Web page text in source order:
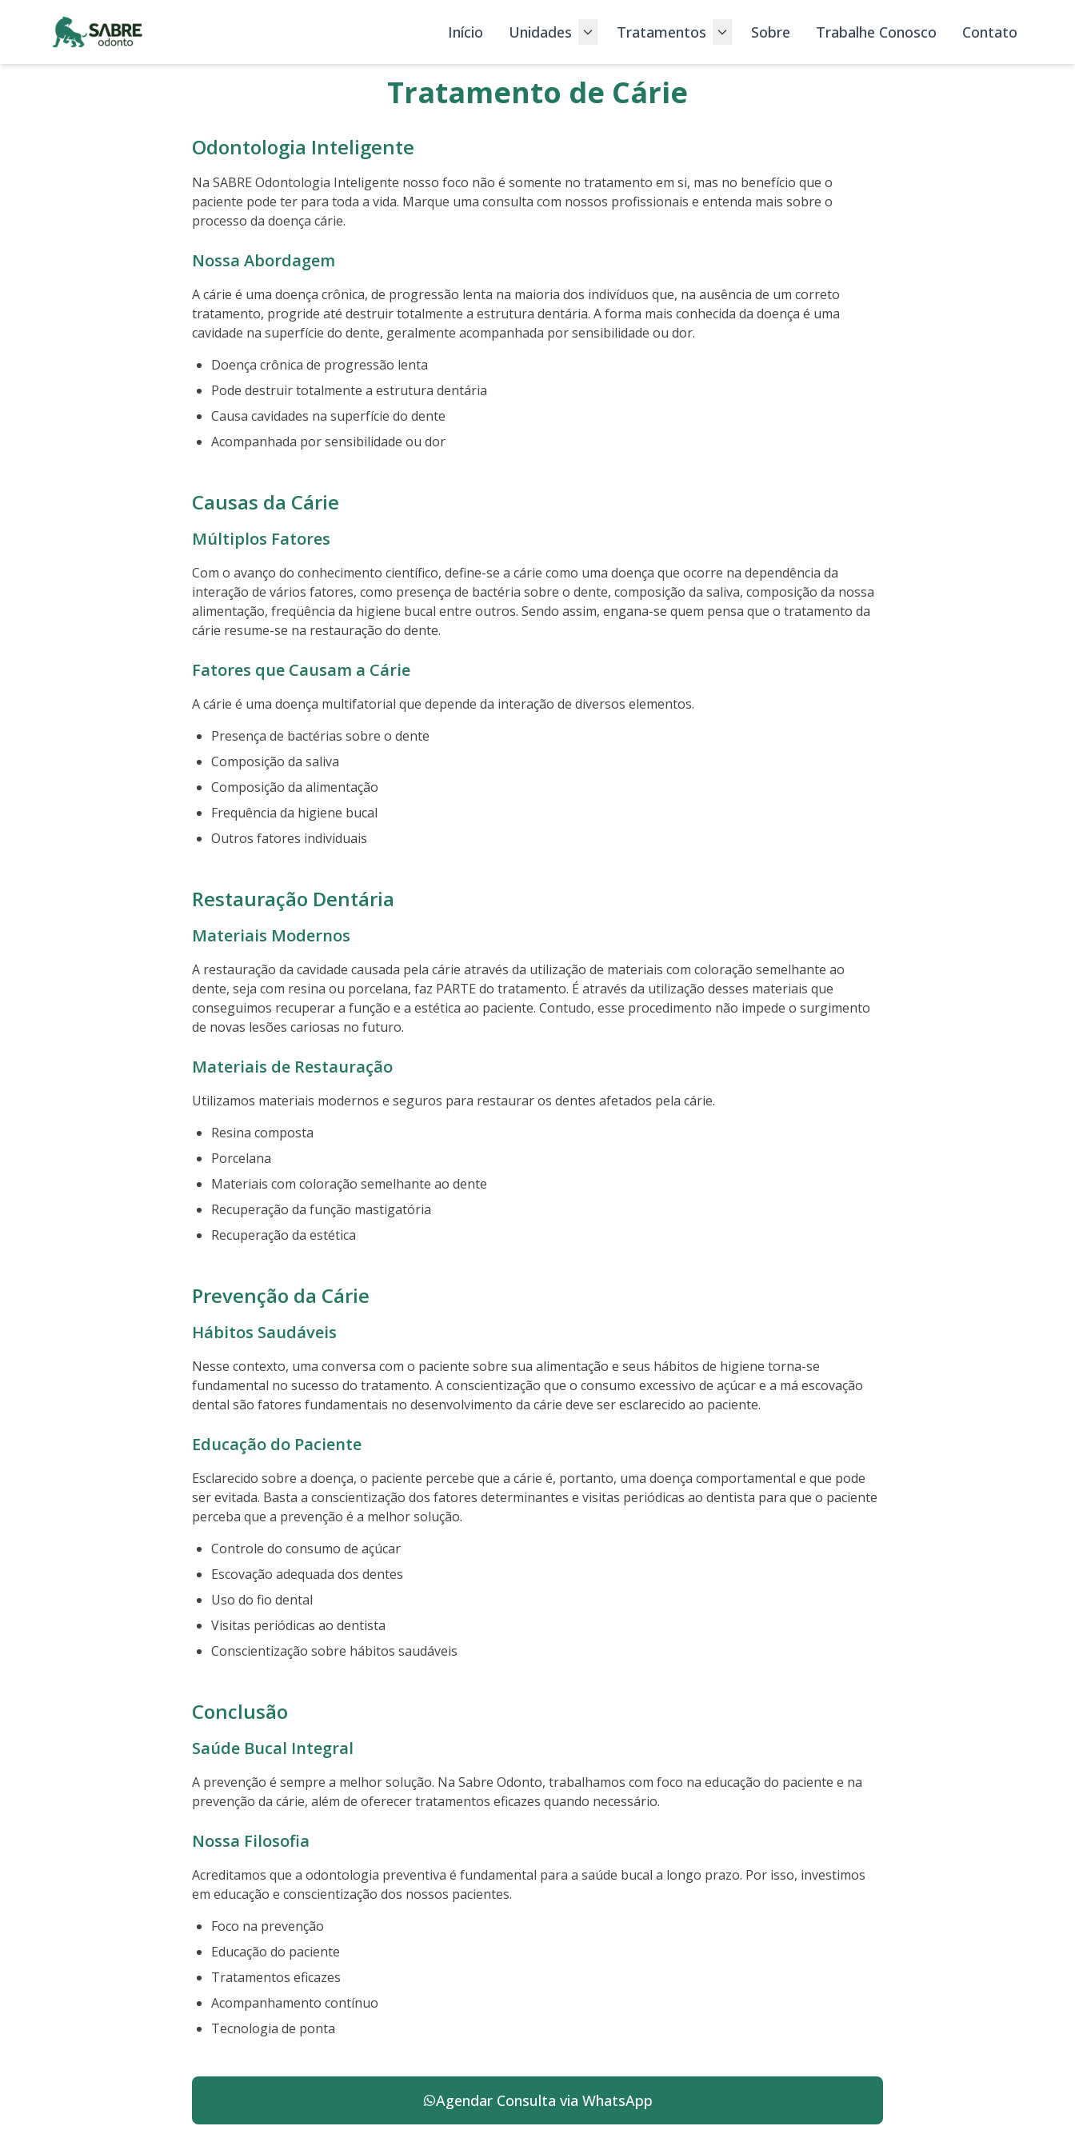
Início Unidades Tratamentos Sobre Trabalhe Conosco Contato
Tratamento de Cárie
Odontologia Inteligente
Na SABRE Odontologia Inteligente nosso foco não é somente no tratamento em si, mas no benefício que o
paciente pode ter para toda a vida. Marque uma consulta com nossos profissionais e entenda mais sobre o
processo da doença cárie.
Nossa Abordagem
A cárie é uma doença crônica, de progressão lenta na maioria dos indivíduos que, na ausência de um correto
tratamento, progride até destruir totalmente a estrutura dentária. A forma mais conhecida da doença é uma
cavidade na superfície do dente, geralmente acompanhada por sensibilidade ou dor.
Doença crônica de progressão lenta
Pode destruir totalmente a estrutura dentária
Causa cavidades na superfície do dente
Acompanhada por sensibilidade ou dor
Causas da Cárie
Múltiplos Fatores
Com o avanço do conhecimento científico, define-se a cárie como uma doença que ocorre na dependência da
interação de vários fatores, como presença de bactéria sobre o dente, composição da saliva, composição da nossa
alimentação, freqüência da higiene bucal entre outros. Sendo assim, engana-se quem pensa que o tratamento da
cárie resume-se na restauração do dente.
Fatores que Causam a Cárie
A cárie é uma doença multifatorial que depende da interação de diversos elementos.
Presença de bactérias sobre o dente
Composição da saliva
Composição da alimentação
Frequência da higiene bucal
Outros fatores individuais
Restauração Dentária
Materiais Modernos
A restauração da cavidade causada pela cárie através da utilização de materiais com coloração semelhante ao
dente, seja com resina ou porcelana, faz PARTE do tratamento. É através da utilização desses materiais que
conseguimos recuperar a função e a estética ao paciente. Contudo, esse procedimento não impede o surgimento
de novas lesões cariosas no futuro.
Materiais de Restauração
Utilizamos materiais modernos e seguros para restaurar os dentes afetados pela cárie.
Resina composta
Porcelana
Materiais com coloração semelhante ao dente
Recuperação da função mastigatória
Recuperação da estética
Prevenção da Cárie
Hábitos Saudáveis
Nesse contexto, uma conversa com o paciente sobre sua alimentação e seus hábitos de higiene torna-se
fundamental no sucesso do tratamento. A conscientização que o consumo excessivo de açúcar e a má escovação
dental são fatores fundamentais no desenvolvimento da cárie deve ser esclarecido ao paciente.
Educação do Paciente
Esclarecido sobre a doença, o paciente percebe que a cárie é, portanto, uma doença comportamental e que pode
ser evitada. Basta a conscientização dos fatores determinantes e visitas periódicas ao dentista para que o paciente
perceba que a prevenção é a melhor solução.
Controle do consumo de açúcar
Escovação adequada dos dentes
Uso do fio dental
Visitas periódicas ao dentista
Conscientização sobre hábitos saudáveis
Conclusão
Saúde Bucal Integral
A prevenção é sempre a melhor solução. Na Sabre Odonto, trabalhamos com foco na educação do paciente e na
prevenção da cárie, além de oferecer tratamentos eficazes quando necessário.
Nossa Filosofia
Acreditamos que a odontologia preventiva é fundamental para a saúde bucal a longo prazo. Por isso, investimos
em educação e conscientização dos nossos pacientes.
Foco na prevenção
Educação do paciente
Tratamentos eficazes
Acompanhamento contínuo
Tecnologia de ponta
Agendar Consulta via WhatsApp